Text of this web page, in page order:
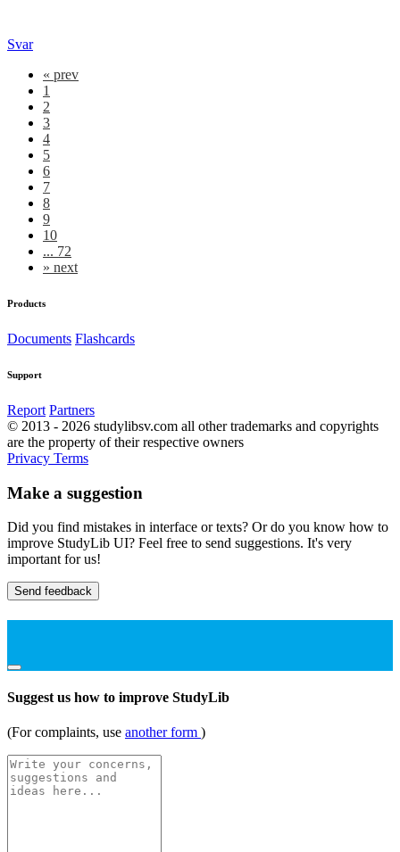
Svar
« prev
1
2
3
4
5
6
7
8
9
10
... 72
» next
Products
Documents Flashcards
Support
Report Partners
© 2013 - 2026 studylibsv.com all other trademarks and copyrights
are the property of their respective owners
Privacy Terms
Make a suggestion
Did you find mistakes in interface or texts? Or do you know how to
improve StudyLib UI? Feel free to send suggestions. It's very
important for us!
Send feedback
Suggest us how to improve StudyLib
(For complaints, use another form )